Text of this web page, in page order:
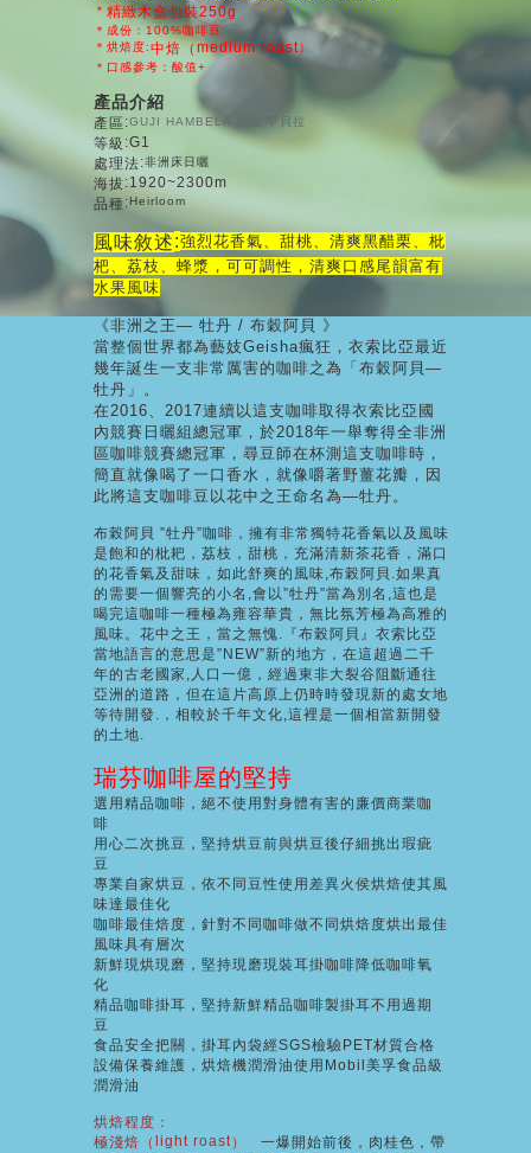
＊ 精緻木盒包裝250g
＊成份：100%咖啡豆
＊烘焙度:中焙（medium roast）
＊口感參考：酸值+
產品介紹
產區 :GUJI HAMBELA 古吉 罕貝拉
等級 :G1
處理法:非洲床日曬
海拔 :1920~2300m
品種:Heirloom
風味敘述:強烈花香氣、甜桃、清爽黑醋栗 、枇
杷、 荔枝、蜂漿，可可調性，清爽口感尾韻富有
水果風味
《非洲之王— 牡丹 / 布穀阿貝 》
當整個世界都為藝妓Geisha瘋狂，衣索比亞最近
幾年誕生一支非常厲害的咖啡之為「布穀阿貝—
牡丹」。
在2016、2017連續以這支咖啡取得衣索比亞國
內競賽日曬組總冠軍，於2018年一舉奪得全非洲
區咖啡競賽總冠軍，尋豆師在杯測這支咖啡時，
簡直就像喝了一口香水，就像嚼著野薑花瓣，因
此將這支咖啡豆以花中之王命名為—牡丹。
布榖阿貝 ”牡丹”咖啡，擁有非常獨特花香氣以及風味
是飽和的枇耙，荔枝，甜桃，充滿清新茶花香，滿口
的花香氣及甜味，如此舒爽的風味,布榖阿貝.如果真
的需要一個響亮的小名,會以”牡丹”當為別名,這也是
喝完這咖啡一種極為雍容華貴，無比氛芳極為高雅的
風味。花中之王，當之無愧.『布榖阿貝』衣索比亞
當地語言的意思是”NEW”新的地方，在這超過二千
年的古老國家,人口一億，經過東非大裂谷阻斷通往
亞洲的道路，但在這片高原上仍時時發現新的處女地
等待開發.，相較於千年文化,這裡是一個相當新開發
的土地.
瑞芬咖啡屋的堅持
選用精品咖啡，絕不使用對身體有害的廉價商業咖
啡
用心二次挑豆，堅持烘豆前與烘豆後仔細挑出瑕疵
豆
專業自家烘豆，依不同豆性使用差異火侯烘焙使其風
味達最佳化
咖啡最佳焙度，針對不同咖啡做不同烘焙度烘出最佳
風味具有層次
新鮮現烘現磨，堅持現磨現裝耳掛咖啡降低咖啡氧
化
精品咖啡掛耳，堅持新鮮精品咖啡製掛耳不用過期
豆
食品安全把關，掛耳內袋經SGS檢驗PET材質合格
設備保養維護，烘焙機潤滑油使用Mobil美孚食品級
潤滑油
烘焙程度 ：
極淺焙（ light roast） 一爆開始前後 ， 肉桂色， 帶